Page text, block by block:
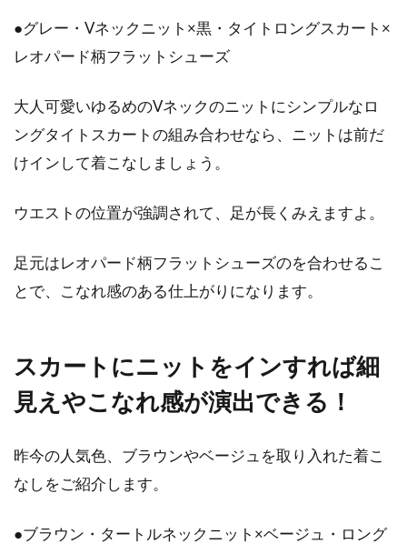
レディース人気ブランド6選
ツ。さまざまなボトムスとあわせやすいので、
冬のメンズ向けアウターにはいろいろな種類が
あります。好みやTPOに合わせて選べますし、
機能性...
おしゃれデニムにリメイク！ダメー
●グレー・Vネックニット×黒・タイトロングスカート×
レオパード柄フラットシューズ
大人可愛いゆるめのVネックのニットにシンプルなロ
ングタイトスカートの組み合わせなら、ニットは前だ
けインして着こなしましょう。
ウエストの位置が強調されて、足が長くみえますよ。
足元はレオパード柄フラットシューズのを合わせるこ
とで、こなれ感のある仕上がりになります。
スカートにニットをインすれば細
見えやこなれ感が演出できる！
昨今の人気色、ブラウンやベージュを取り入れた着こ
なしをご紹介します。
●ブラウン・タートルネックニット×ベージュ・ロング